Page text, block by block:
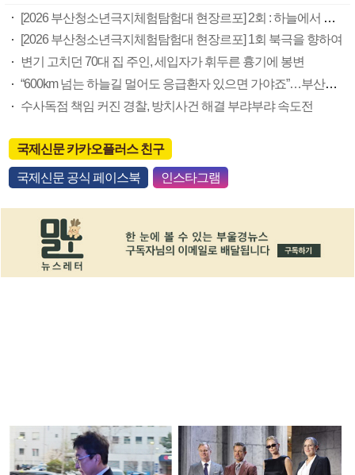
[2026 부산청소년극지체험탐험대 현장르포] 2회 : 하늘에서 만난 얼음의 나라
[2026 부산청소년극지체험탐험대 현장르포] 1회 북극을 향하여
변기 고치던 70대 집 주인, 세입자가 휘두른 흉기에 봉변
“600km 넘는 하늘길 멀어도 응급환자 있으면 가야죠”…부산소방항공대 활약상 눈길
수사독점 책임 커진 경찰, 방치사건 해결 부랴부랴 속도전
국제신문 카카오플러스 친구
국제신문 공식 페이스북 인스타그램